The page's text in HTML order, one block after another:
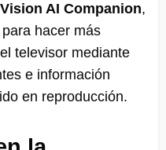
Vision AI Companion,
hacer más
televisor mediante
e información
en reproducción.